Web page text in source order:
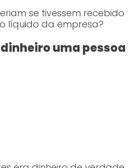
se tivessem recebido
líquido da empresa?
uma pessoa